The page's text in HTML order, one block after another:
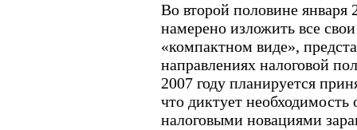
Во второй половине января
намерено изложить все
«компактном виде»,
направлениях налоговой
2007 году планируется
что диктует необходимость
налоговыми новациями